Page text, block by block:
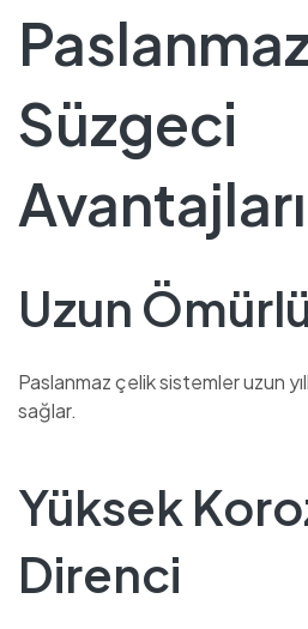
Süzgeci
Avantajları
Uzun
Paslanmaz çelik sistemler uzun
sağlar.
Yüksek
Direnci